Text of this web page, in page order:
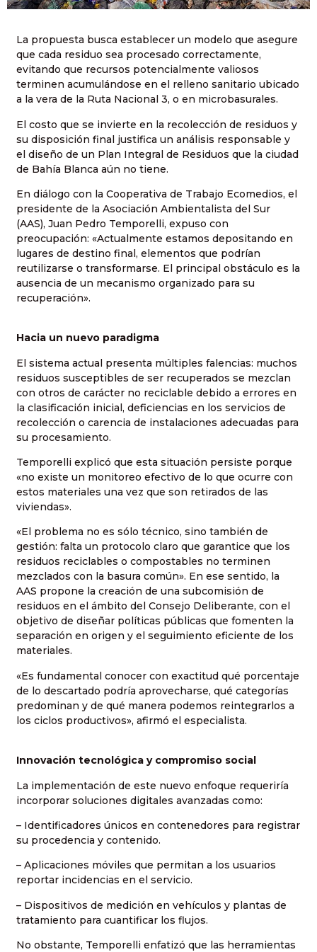
La propuesta busca establecer un modelo que asegure
que cada residuo sea procesado correctamente,
evitando que recursos potencialmente valiosos
terminen acumulándose en el relleno sanitario ubicado
a la vera de la Ruta Nacional 3, o en microbasurales.
El costo que se invierte en la recolección de residuos y
su disposición final justifica un análisis responsable y
el diseño de un Plan Integral de Residuos que la ciudad
de Bahía Blanca aún no tiene.
En diálogo con la Cooperativa de Trabajo Ecomedios, el
presidente de la Asociación Ambientalista del Sur
(AAS), Juan Pedro Temporelli, expuso con
preocupación: «Actualmente estamos depositando en
lugares de destino final, elementos que podrían
reutilizarse o transformarse. El principal obstáculo es la
ausencia de un mecanismo organizado para su
recuperación».
Hacia un nuevo paradigma
El sistema actual presenta múltiples falencias: muchos
residuos susceptibles de ser recuperados se mezclan
con otros de carácter no reciclable debido a errores en
la clasificación inicial, deficiencias en los servicios de
recolección o carencia de instalaciones adecuadas para
su procesamiento.
Temporelli explicó que esta situación persiste porque
«no existe un monitoreo efectivo de lo que ocurre con
estos materiales una vez que son retirados de las
viviendas».
«El problema no es sólo técnico, sino también de
gestión: falta un protocolo claro que garantice que los
residuos reciclables o compostables no terminen
mezclados con la basura común». En ese sentido, la
AAS propone la creación de una subcomisión de
residuos en el ámbito del Consejo Deliberante, con el
objetivo de diseñar políticas públicas que fomenten la
separación en origen y el seguimiento eficiente de los
materiales.
«Es fundamental conocer con exactitud qué porcentaje
de lo descartado podría aprovecharse, qué categorías
predominan y de qué manera podemos reintegrarlos a
los ciclos productivos», afirmó el especialista.
Innovación tecnológica y compromiso social
La implementación de este nuevo enfoque requeriría
incorporar soluciones digitales avanzadas como:
– Identificadores únicos en contenedores para registrar
su procedencia y contenido.
– Aplicaciones móviles que permitan a los usuarios
reportar incidencias en el servicio.
– Dispositivos de medición en vehículos y plantas de
tratamiento para cuantificar los flujos.
No obstante, Temporelli enfatizó que las herramientas